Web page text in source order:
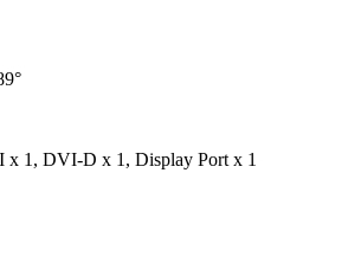
1, DVI-D x 1, Display Port x 1